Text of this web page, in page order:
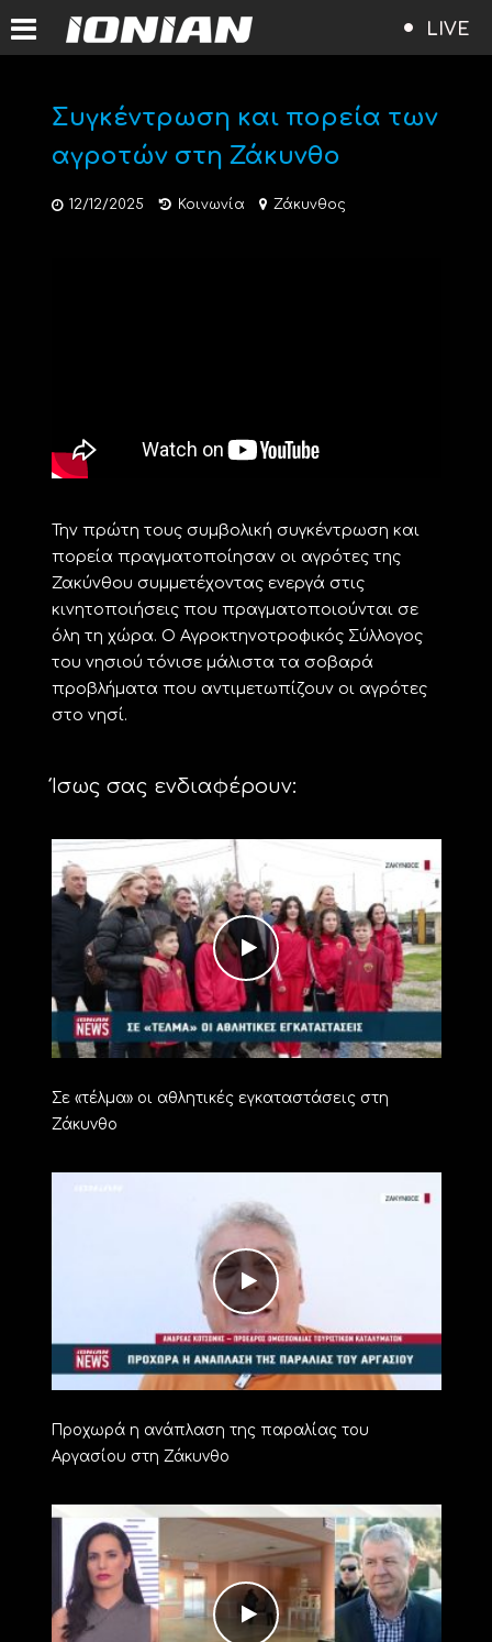
LIVE
Συγκέντρωση και πορεία των
αγροτών στη Ζάκυνθο
12/12/2025 Κοινωνία Ζάκυνθος
Την πρώτη τους συμβολική συγκέντρωση και
πορεία πραγματοποίησαν οι αγρότες της
Ζακύνθου συμμετέχοντας ενεργά στις
κινητοποιήσεις που πραγματοποιούνται σε
όλη τη χώρα. Ο Αγροκτηνοτροφικός Σύλλογος
του νησιού τόνισε μάλιστα τα σοβαρά
προβλήματα που αντιμετωπίζουν οι αγρότες
στο νησί.
Ίσως σας ενδιαφέρουν:
Σε «τέλμα» οι αθλητικές εγκαταστάσεις στη
Ζάκυνθο
Προχωρά η ανάπλαση της παραλίας του
Αργασίου στη Ζάκυνθο